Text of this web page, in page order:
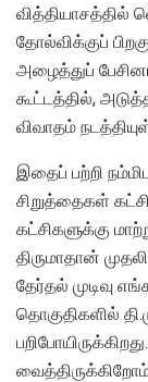
வித்தியாசத்தில்
தோல்விக்குப்
அழைத்துப்
கூட்டத்தில்,
விவாதம்
இதைப் பற்றி
சிறுத்தைகள்
கட்சிகளுக்கு
திருமாதான்
தேர்தல் முடிவு
தொகுதிகளில்